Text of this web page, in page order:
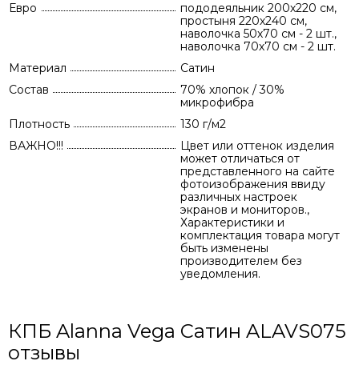
Евро
пододеяльник 200х220 см,
простыня 220х240 см,
наволочка 50х70 см - 2 шт.,
наволочка 70х70 см - 2 шт.
Материал
Сатин
Состав
70% хлопок / 30%
микрофибра
Плотность
130 г/м2
ВАЖНО!!!
Цвет или оттенок изделия
может отличаться от
представленного на сайте
фотоизображения ввиду
различных настроек
экранов и мониторов.,
Характеристики и
комплектация товара могут
быть изменены
производителем без
уведомления.
КПБ Alanna Vega Сатин ALAVS075
отзывы